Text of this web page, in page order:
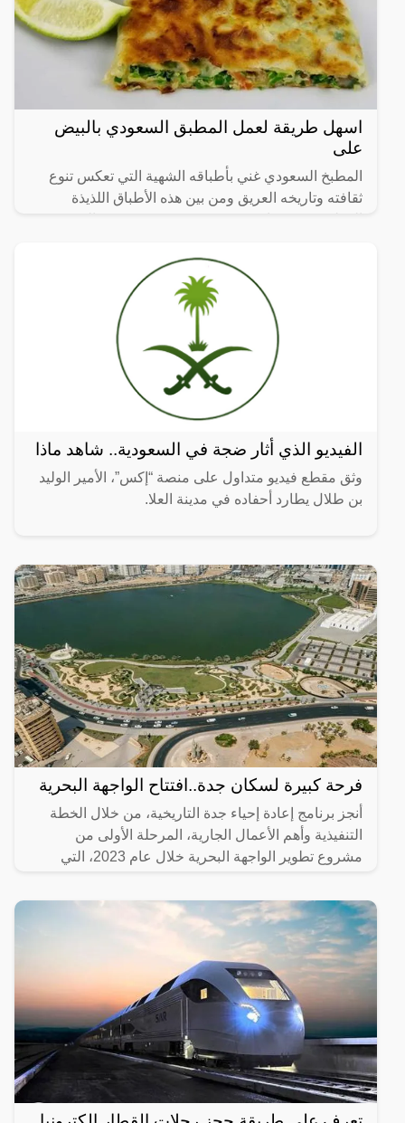
اسهل طريقة لعمل المطبق السعودي بالبيض
على
المطبخ السعودي غني بأطباقه الشهية التي تعكس تنوع
ثقافته وتاريخه العريق ومن بين هذه الأطباق اللذيذة
الفيديو الذي أثار ضجة في السعودية.. شاهد ماذا
وثق مقطع فيديو متداول على منصة “إكس”، الأمير الوليد
بن طلال يطارد أحفاده في مدينة العلا.
فرحة كبيرة لسكان جدة..افتتاح الواجهة البحرية
أنجز برنامج إعادة إحياء جدة التاريخية، من خلال الخطة
التنفيذية وأهم الأعمال الجارية، المرحلة الأولى من
مشروع تطوير الواجهة البحرية خلال عام 2023، التي